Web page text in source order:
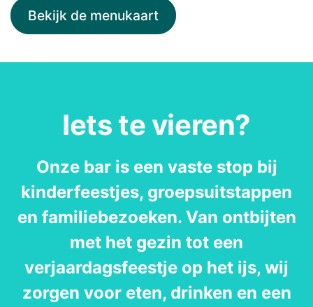
Bekijk de menukaart
Iets te vieren?
Onze bar is een vaste stop bij
kinderfeestjes, groepsuitstappen
en familiebezoeken. Van ontbijten
met het gezin tot een
verjaardagsfeestje op het ijs, wij
zorgen voor eten, drinken en een